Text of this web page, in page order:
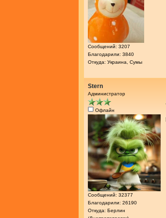
Сообщений: 3207
Благодарили: 3840
Откуда: Украина, Сумы
Stern
Администратор
Офлайн
Сообщений: 32377
Благодарили: 26190
Откуда: Берлин